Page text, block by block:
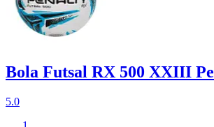
Bola Futsal RX 500 XXIII
5.0